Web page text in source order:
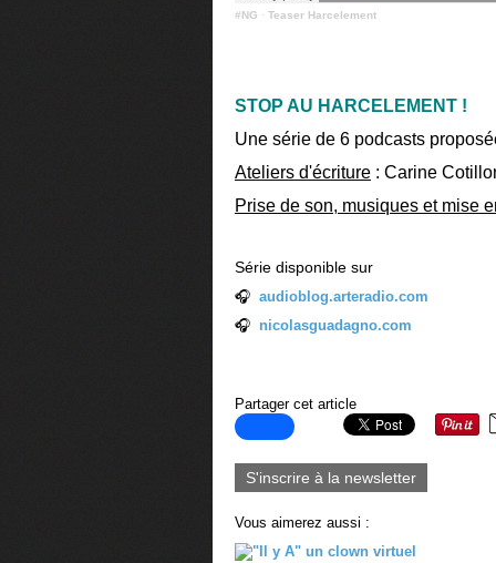
#NG · Teaser Harcelement
STOP AU HARCELEMENT !
Une série de 6 podcasts
Ateliers d'écriture : Carine
Prise de son, musiques et mise
Série disponible sur
🎧 audioblog.arteradio.com
🎧 nicolasguadagno.com
Partager cet article
S'inscrire à la newsletter
Vous aimerez aussi :